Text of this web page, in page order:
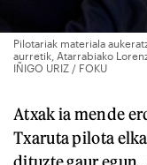
Pilotariak materiala
aurretik, Atarrabiako
IÑIGO URIZ / FOKU
Atxak ia mende
Txaruta pilota